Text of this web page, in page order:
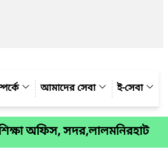
আমাদের সেবা ই-সেবা
অফিস, সদর,লালমনিরহাট